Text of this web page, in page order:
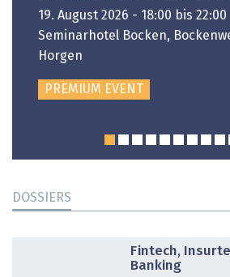
19. August 2026 - 18:00 bis 22:00
Seminarhotel Bocken,
Horgen
PREMIUM EVENT
DOSSIERS
Fintech,
Banking